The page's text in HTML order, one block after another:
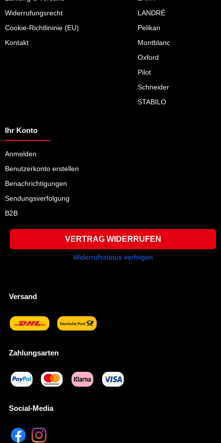
3,90 € 3,90 €
3,90 € 3,90 €
Widerrufungsrecht
Cookie-Richtlininie (EU)
Kontakt
LANDRÉ
Pelikan
Montblanc
Oxford
Pilot
Schneider
STABILO
Ihr Konto
Anmelden
Benutzerkonto erstellen
Benachrichtigungen
Sendungsverfolgung
B2B
VERTRAG WIDERRUFEN
Widerrufsstatus verfolgen
Versand
Zahlungsarten
Social-Media